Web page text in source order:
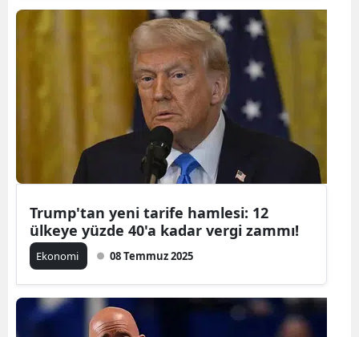
Trump'tan yeni tarife hamlesi: 12
ülkeye yüzde 40'a kadar vergi zammı!
Ekonomi 08 Temmuz 2025